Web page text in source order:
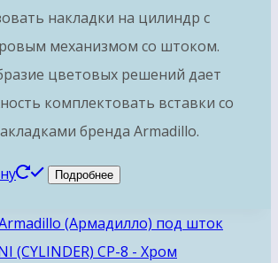
накладки на цилиндр с
механизмом со штоком.
цветовых решений дает
комплектовать вставки со
бренда Armadillo.
Подробнее